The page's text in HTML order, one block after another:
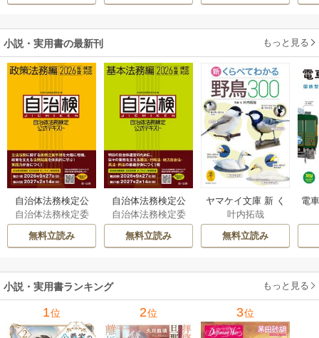
小説・実用書の最新刊 もっと見る
自治体法務検定公
式テキスト 政策
法務編 ２０２６
年度検定対応 1巻
自治体法務検定委
員会
無料立読み
自治体法務検定公
式テキスト 基本
法務編 ２０２６
年度検定対応 1巻
自治体法務検定委
員会
無料立読み
ヤマケイ文庫 新 く
らべてわかる野鳥3
00 1巻
叶内拓哉
無料立読み
電
小説・実用書ランキング もっと見る
1位 2位 3位